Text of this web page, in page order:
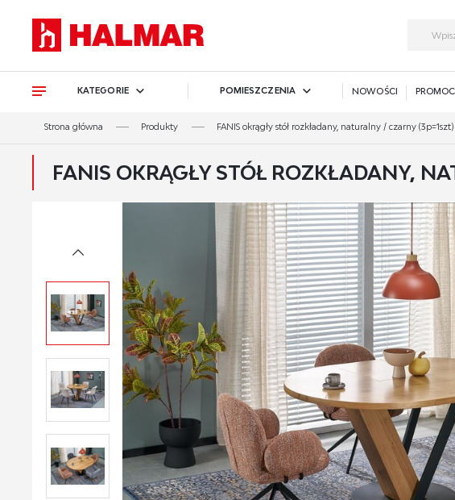
KATEGORIE POMIESZCZENIA NOWOŚCI
Strona główna Produkty FANIS okrągły stół rozkładany, naturalny / czarny (3p=1szt)
FANIS OKRĄGŁY STÓŁ ROZKŁADANY,